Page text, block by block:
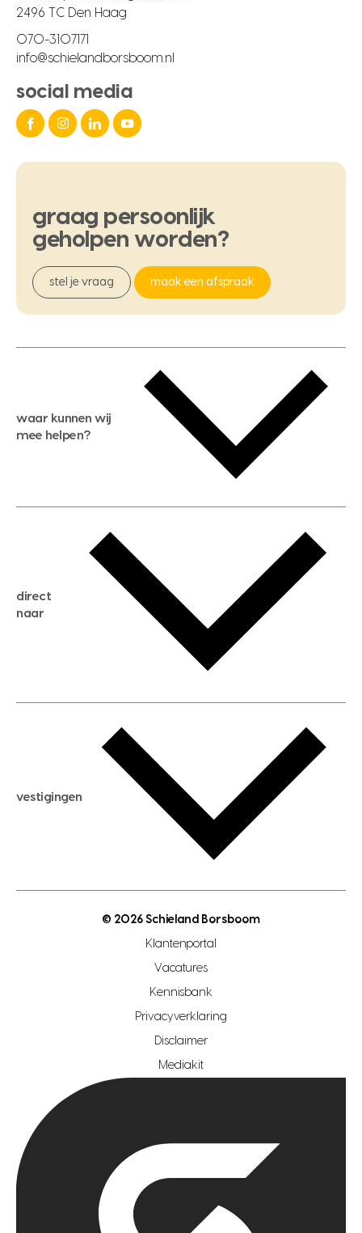
2496 TC Den Haag
070-3107171
info@schielandborsboom.nl
social media
graag persoonlijk
geholpen worden?
stel je vraag maak een afspraak
waar kunnen wij
mee helpen?
gratis zoekservice
huis verkopen
huis kopen
aankoopadvies
verkoopadvies
hypotheekadvies
direct
naar
hypotheek berekenen
maximale hypotheek berekenen
hypotheek bespaarcheck
gratis zoekprofiel aanmaken
open woningwaarde dag
vestigingen
makelaar regio zoetermeer
hypotheekshop regio den haag
hypotheekshop regio rotterdam
© 2026 Schieland Borsboom
Klantenportal
Vacatures
Kennisbank
Privacyverklaring
Disclaimer
Mediakit